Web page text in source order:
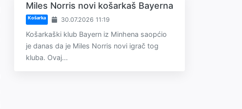
Miles Norris novi košarkaš Bayerna
Košarka 30.07.2026 11:19
Košarkaški klub Bayern iz Minhena saopćio
je danas da je Miles Norris novi igrač tog
kluba. Ovaj...